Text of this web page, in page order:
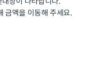
금액을 이동해 주세요.